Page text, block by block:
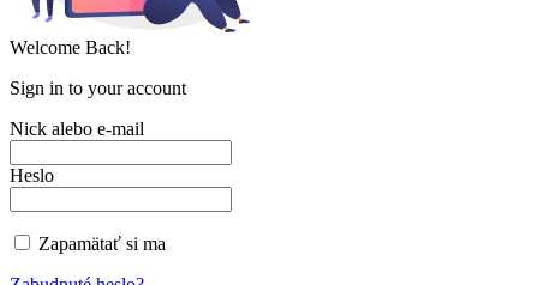
Welcome Back!
Sign in to your account
Nick alebo e-mail
Heslo
Zapamätať si ma